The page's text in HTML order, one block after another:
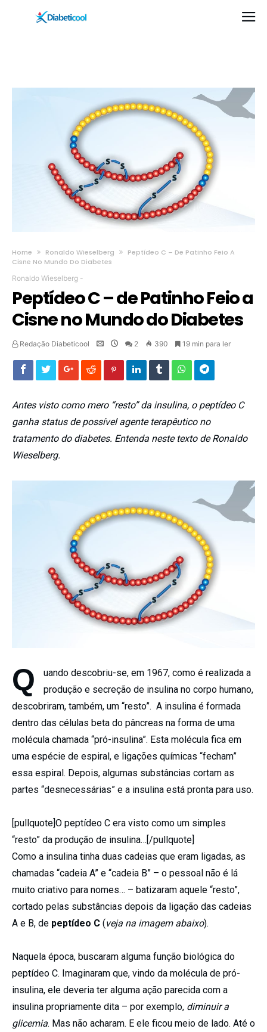
Home Ronaldo Wieselberg
Peptídeo C – De Patinho Feio A
Cisne No Mundo Do Diabetes
Ronaldo Wieselberg -
Peptídeo C – de Patinho Feio a
Cisne no Mundo do Diabetes
Redação Diabeticool 2 390 19 min para ler
Antes visto como mero “resto” da insulina, o peptídeo C
ganha status de possível agente terapêutico no
tratamento do diabetes. Entenda neste texto de Ronaldo
Wieselberg.
Q
uando descobriu-se, em 1967, como é realizada a
produção e secreção de insulina no corpo humano,
descobriram, também, um “resto”. A insulina é formada
dentro das células beta do pâncreas na forma de uma
molécula chamada “pró-insulina”. Esta molécula fica em
uma espécie de espiral, e ligações químicas “fecham”
essa espiral. Depois, algumas substâncias cortam as
partes “desnecessárias” e a insulina está pronta para uso.
[pullquote]O peptídeo C era visto como um simples
“resto” da produção de insulina…[/pullquote]
Como a insulina tinha duas cadeias que eram ligadas, as
chamadas “cadeia A” e “cadeia B” – o pessoal não é lá
muito criativo para nomes… – batizaram aquele “resto”,
cortado pelas substâncias depois da ligação das cadeias
A e B, de peptídeo C (veja na imagem abaixo).
Naquela época, buscaram alguma função biológica do
peptídeo C. Imaginaram que, vindo da molécula de pró-
insulina, ele deveria ter alguma ação parecida com a
insulina propriamente dita – por exemplo, diminuir a
glicemia. Mas não acharam. E ele ficou meio de lado. Até o